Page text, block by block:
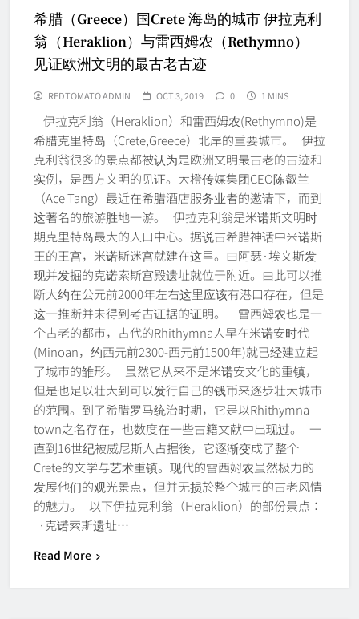
希腊（Greece）国Crete 海岛的城市 伊拉克利
翁（Heraklion）与雷西姆农（Rethymno）
见证欧洲文明的最古老古迹
REDTOMATO ADMIN OCT 3, 2019 0 1 MINS
伊拉克利翁（Heraklion）和雷西姆农(Rethymno)是
希腊克里特岛（Crete,Greece）北岸的重要城市。 伊拉
克利翁很多的景点都被认为是欧洲文明最古老的古迹和
实例，是西方文明的见证。大橙传媒集团CEO陈叡兰
（Ace Tang）最近在希腊酒店服务业者的邀请下，而到
这著名的旅游胜地一游。 伊拉克利翁是米诺斯文明时
期克里特岛最大的人口中心。据说古希腊神话中米诺斯
王的王宫，米诺斯迷宫就建在这里。由阿瑟·埃文斯发
现并发掘的克诺索斯宫殿遗址就位于附近。由此可以推
断大约在公元前2000年左右这里应该有港口存在，但是
这一推断并未得到考古证据的证明。 雷西姆农也是一
个古老的都市，古代的Rhithymna人早在米诺安时代
(Minoan，约西元前2300-西元前1500年)就已经建立起
了城市的雏形。 虽然它从来不是米诺安文化的重镇，
但是也足以壮大到可以发行自己的钱币来逐步壮大城市
的范围。到了希腊罗马统治时期，它是以Rhithymna
town之名存在，也数度在一些古籍文献中出现过。 一
直到16世纪被威尼斯人占据後，它逐渐变成了整个
Crete的文学与艺术重镇。现代的雷西姆农虽然极力的
发展他们的观光景点，但并无损於整个城市的古老风情
的魅力。 以下伊拉克利翁（Heraklion）的部份景点：
·克诺索斯遗址…
Read More